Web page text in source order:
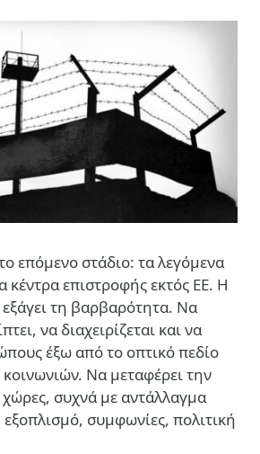
επόμενο στάδιο: τα λεγόμενα
επιστροφής εκτός ΕΕ. Η
τη βαρβαρότητα. Να
να διαχειρίζεται και να
έξω από το οπτικό πεδίο
Να μεταφέρει την
χώρες, συχνά με αντάλλαγμα
συμφωνίες, πολιτική